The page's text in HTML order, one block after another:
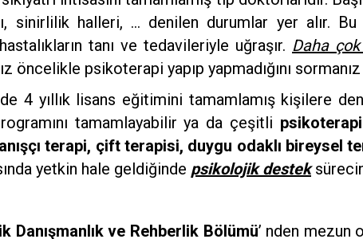
sinirlilik halleri, … denilen durumlar yer alır. Bu
tanı ve tedavileriyle uğraşır. Daha
öncelikle psikoterapi yapıp yapmadığını
4 yıllık lisans eğitimini tamamlamış kişilere
tamamlayabilir ya da çeşitli psikoterapi
terapi, çift terapisi, duygu odaklı bireysel
yetkin hale geldiğinde psikolojik destek
Danışmanlık ve Rehberlik Bölümü’ nden mezun